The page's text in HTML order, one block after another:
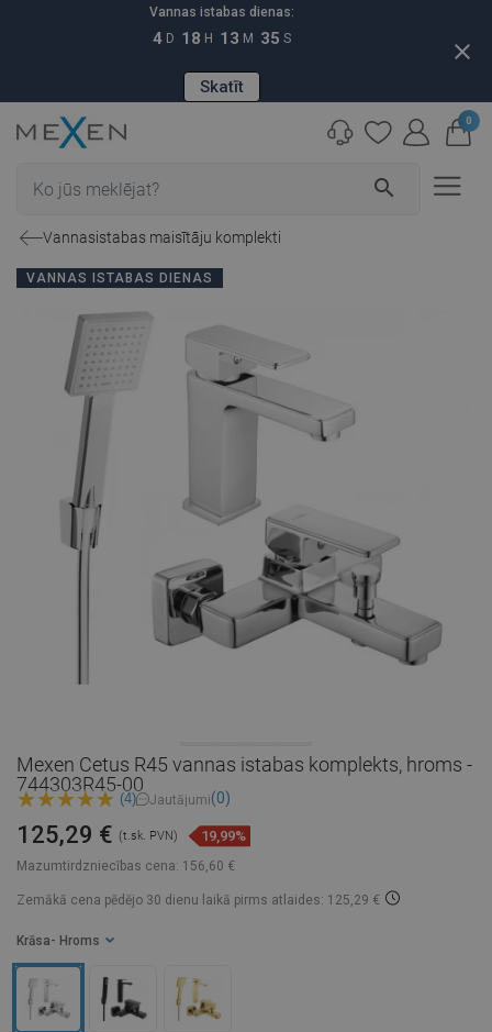
Vannas istabas dienas:
4 D 18 H 13 M 34 S
Skatīt
close
search
0
Vannasistabas maisītāju komplekti
VANNAS ISTABAS DIENAS
Mexen Cetus R45 vannas istabas komplekts, hroms -
744303R45-00
(4) Jautājumi(0)
Mazumtirdzniecības cena: 156,60 €
125,29 € (t.sk. PVN) 19,99%
Zemākā cena pēdējo 30 dienu laikā pirms atlaides: 125,29 €
Krāsa - Hroms